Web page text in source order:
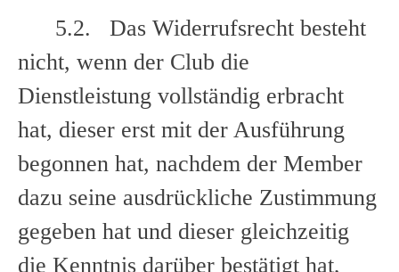
5.2. Das Widerrufsrecht besteht
nicht, wenn der Club die
Dienstleistung vollständig erbracht
hat, dieser erst mit der Ausführung
begonnen hat, nachdem der Member
dazu seine ausdrückliche Zustimmung
gegeben hat und dieser gleichzeitig
die Kenntnis darüber bestätigt hat,